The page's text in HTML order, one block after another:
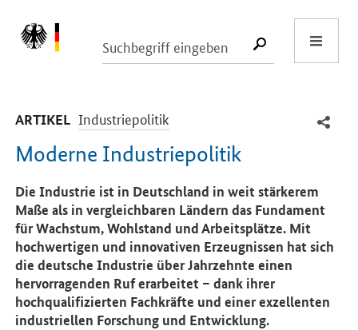
SUCHE
ARTIKEL -
Industriepolitik
Moderne Industriepolitik
Einleitung
Die Industrie ist in Deutschland in weit stärkerem
Maße als in vergleichbaren Ländern das Fundament
für Wachstum, Wohlstand und Arbeitsplätze. Mit
hochwertigen und innovativen Erzeugnissen hat sich
die deutsche Industrie über Jahrzehnte einen
hervorragenden Ruf erarbeitet – dank ihrer
hochqualifizierten Fachkräfte und einer exzellenten
industriellen Forschung und Entwicklung.